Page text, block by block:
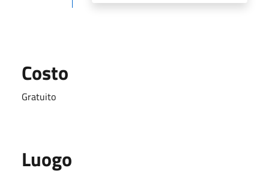
Costo
Gratuito
Luogo